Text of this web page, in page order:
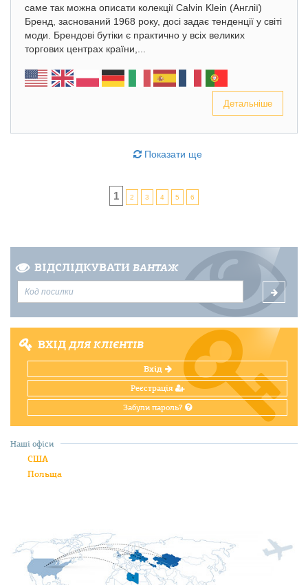
саме так можна описати колекції Calvin Klein (Англії)
Бренд, заснований 1968 року, досі задає тенденції у світі
моди. Брендові бутіки є практично у всіх великих
торгових центрах країни,...
Детальніше
Показати ще
1 2 3 4 5 6
ВІДСЛІДКУВАТИ ВАНТАЖ
ВХІДДЛЯ КЛІЄНТІВ
Вхід
Реєстрація
Забули пароль?
Наші офіси
США
Польща